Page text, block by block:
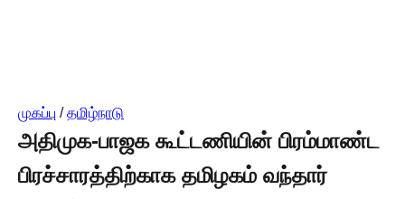
முகப்பு / தமிழ்நாடு
அதிமுக-பாஜக கூட்டணியின் பிரம்மாண்ட
பிரச்சாரத்திற்காக தமிழகம் வந்தார்